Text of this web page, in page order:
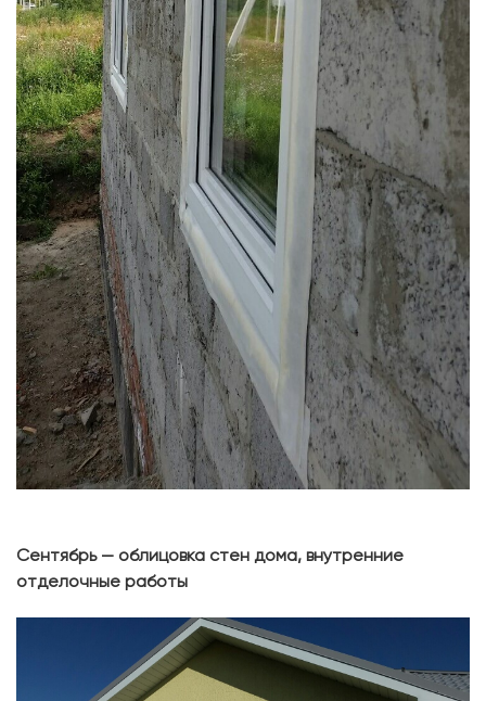
Сентябрь — облицовка стен дома, внутренние
отделочные работы